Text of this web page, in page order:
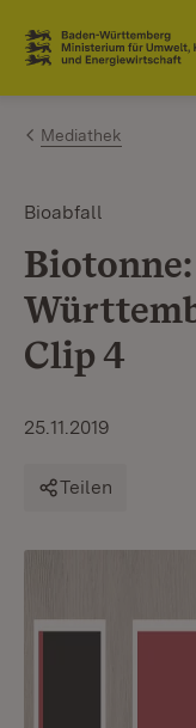
Zum Inhalt
Link zur
Mediathek
Bioabfall
Clip 4
25.11.2019
Teilen